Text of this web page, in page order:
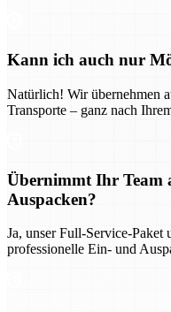
Kann ich auch nur
Natürlich! Wir übernehmen
Transporte – ganz nach
Übernimmt Ihr Team
Auspacken?
Ja, unser Full-Service-Paket
professionelle Ein- und